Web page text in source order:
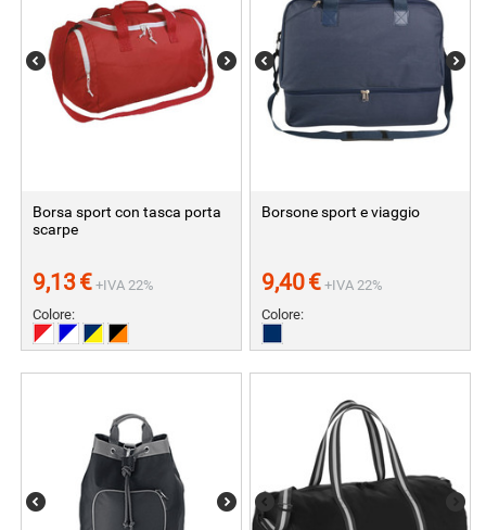
Borsa sport con tasca porta
scarpe
9,13€ +IVA 22%
Colore:
Borsone sport e viaggio
9,40€ +IVA 22%
Colore: